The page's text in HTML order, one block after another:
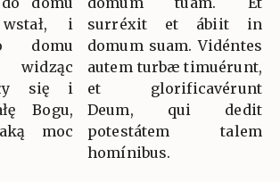
i
domu
widząc
się i
Bogu,
moc
surréxit et ábiit in
domum suam. Vidéntes
autem turbæ timuérunt,
et glorificavérunt
Deum, qui dedit
potestátem talem
homínibus.